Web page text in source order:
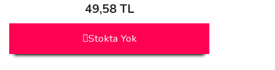
49,58 TL
Stokta Yok